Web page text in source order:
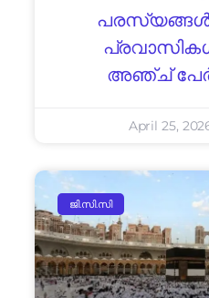
അഞ്ച് പേർ
April 25,
ജി.സി.സി